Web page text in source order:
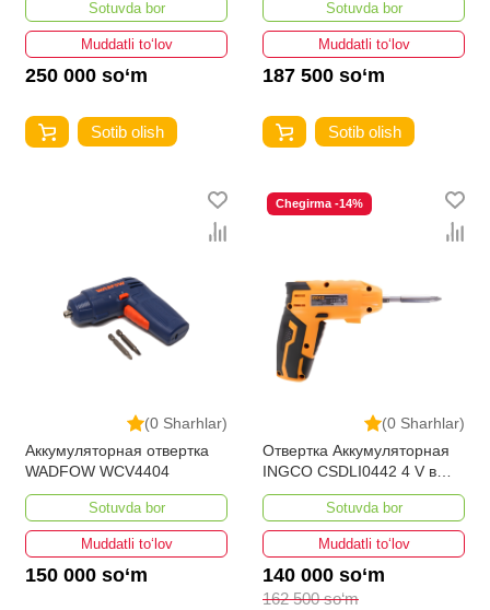
Sotuvda bor
Muddatli to‘lov
250 000 so‘m
Sotib olish
Sotuvda bor
Muddatli to‘lov
187 500 so‘m
Sotib olish
(0 Sharhlar)
Аккумуляторная отвертка
WADFOW WCV4404
Sotuvda bor
Muddatli to‘lov
150 000 so‘m
(0 Sharhlar)
Chegirma -14%
Отвертка Аккумуляторная
INGCO CSDLI0442 4 V в
Ташкенте и Узбекистане
Sotuvda bor
Muddatli to‘lov
140 000 so‘m
162 500 so‘m